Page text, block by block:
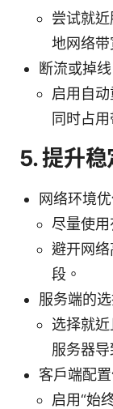
尝试就
地网络带
断流或掉线
启用自
同时占用
5. 提升
网络环境
尽量使用
避开网
段。
服务端的
选择就
服务器导
客户端配
启用“始